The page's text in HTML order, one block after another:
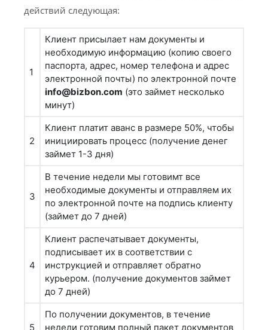
действий следующая:
1
Клиент присылает нам документы и
необходимую информацию (копию своего
паспорта, адрес, номер телефона и адрес
электронной почты) по электронной почте
info@bizbon.com (это займет несколько
минут)
2
Клиент платит аванс в размере 50%, чтобы
инициировать процесс (получение денег
займет 1-3 дня)
3
В течение недели мы готовимт все
необходимые документы и отправляем их
по электронной почте на подпись клиенту
(займет до 7 дней)
4
Клиент распечатывает документы,
подписывает их в соответствии с
инструкцией и отправляет обратно
курьером. (получение документов займет
до 7 дней)
5
По получении документов, в течение
недели готовим полный пакет документов